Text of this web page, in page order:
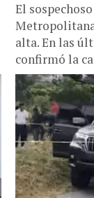
El
alta. En las
confirmó la